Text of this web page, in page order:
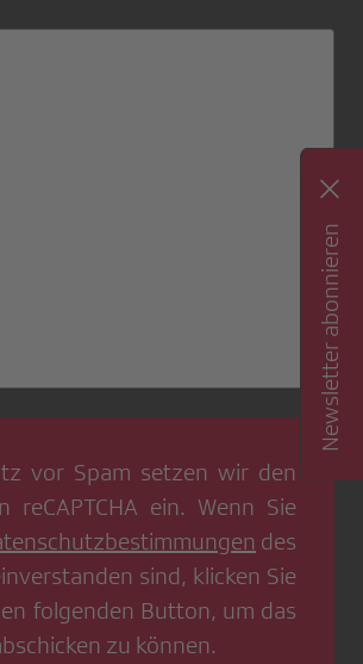
vor Spam setzen wir den
reCAPTCHA ein. Wenn Sie
des
sind, klicken Sie
folgenden Button, um das
zu können.
Newsletter abonnieren